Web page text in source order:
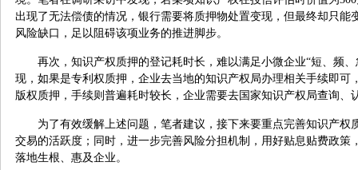
出现了无法偿债的情况，银行需要将质押物处置变现，但最终却只能
风险缺口，足以阻碍该项业务的推进脚步。
再次，知识产权质押的登记耗时长，难以满足小微企业“短、频
现，如果是专利权质押，企业去当地的知识产权局办理相关手续即可
版权质押，手续则普遍耗时较长，企业需要去国家知识产权局查询、
为了有效缓解上述问题，笔者建议，接下来要重点完善知识产权
交易的活跃度；同时，进一步完善风险分担机制，用好贴息贴费政策
落地生根、惠及企业。